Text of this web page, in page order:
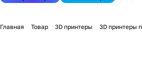
Главная Товар 3D принтеры 3D принтеры